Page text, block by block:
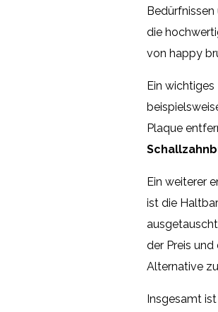
Bedürfnissen
die
von happy
Ein
Plaque
Ein weiterer
ist die
der Preis
Alternative
Insgesamt